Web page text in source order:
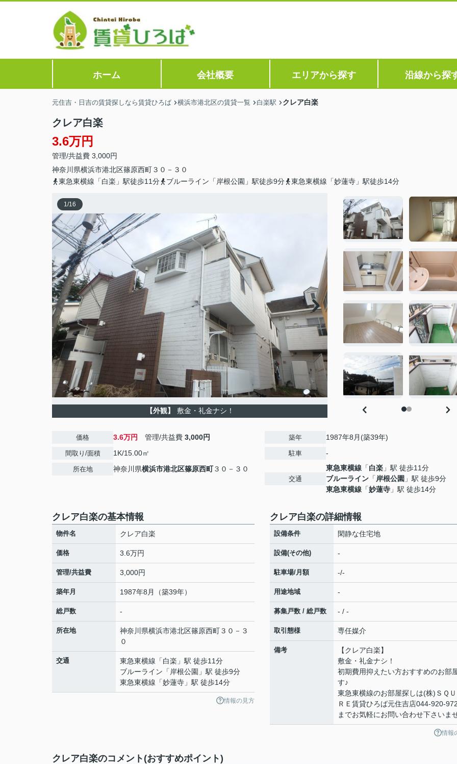
ホーム 会社概要 エリアから探す 沿線から探
元住吉・日吉の賃貸探しなら賃貸ひろば 横浜市港北区の賃貸一覧 白楽駅 クレア白楽
クレア白楽
3.6万円
管理/共益費 3,000円
神奈川県横浜市港北区篠原西町３０－３０
東急東横線「白楽」駅徒歩11分
ブルーライン「岸根公園」駅徒歩9分 東急東横線「妙蓮寺」駅徒歩14分
1/16
【外観】 敷金・礼金ナシ！
価格 3.6万円 管理/共益費 3,000円
間取り/面積 1K/15.00㎡
所在地 神奈川県横浜市港北区篠原西町３０－３０
築年 1987年8月(築39年)
駐車 -
交通
東急東横線 「白楽 」駅 徒歩11分
ブルーライン 「 岸根公園 」駅 徒歩9分
東急東横線 「妙蓮寺 」駅 徒歩14分
クレア白楽の基本情報
物件名 クレア白楽
価格 3.6万円
管理/共益費 3,000円
築年月 1987年8月（築39年）
総戸数 -
所在地 神奈川県横浜市港北区篠原西町３０－３
０
交通 東急東横線 「白楽 」駅 徒歩11分
ブルーライン 「 岸根公園 」駅 徒歩9分
東急東横線 「妙蓮寺 」駅 徒歩14分
情報の見方
クレア白楽の詳細情報
設備条件 閑静な住宅地
設備(その他) -
駐車場/月額 -/-
用途地域 -
募集戸数 / 総戸数 - / -
取引態様 専任媒介
備考
【クレア白楽】
敷金・礼金ナシ！
初期費用抑えたい方おすすめのお部
す♪
東急東横線のお部屋探しは(株)ＳＱ
ＲＥ賃貸ひろば元住吉店044-920-
までお気軽にお問い合わせ下さいま
情報
クレア白楽のコメント(おすすめポイント)